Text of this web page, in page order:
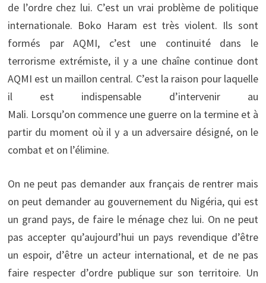
de l’ordre chez lui. C’est un vrai problème de politique
internationale. Boko Haram est très violent. Ils sont
formés par AQMI, c’est une continuité dans le
terrorisme extrémiste, il y a une chaîne continue dont
AQMI est un maillon central. C’est la raison pour laquelle
il est indispensable d’intervenir au
Mali. Lorsqu’on commence une guerre on la termine et à
partir du moment où il y a un adversaire désigné, on le
combat et on l’élimine.
On ne peut pas demander aux français de rentrer mais
on peut demander au gouvernement du Nigéria, qui est
un grand pays, de faire le ménage chez lui. On ne peut
pas accepter qu’aujourd’hui un pays revendique d’être
un espoir, d’être un acteur international, et de ne pas
faire respecter d’ordre publique sur son territoire. Un